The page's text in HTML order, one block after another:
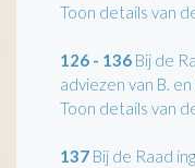
Toon details van
126 - 136 Bij de
adviezen van B. en
Toon details van
137 Bij de Raad